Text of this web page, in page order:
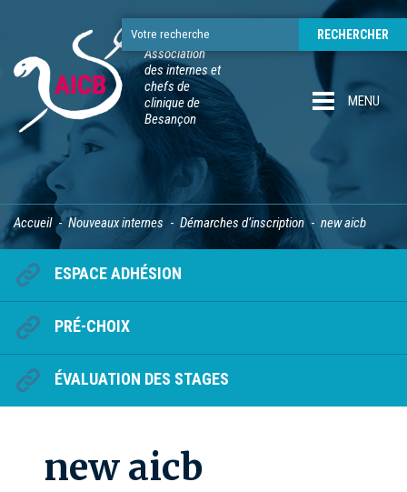
Association
des internes et
chefs de
clinique de
Besançon
MENU
Accueil Nouveaux internes Démarches d’inscription new aicb
ESPACE ADHÉSION
PRÉ-CHOIX
ÉVALUATION DES STAGES
new aicb